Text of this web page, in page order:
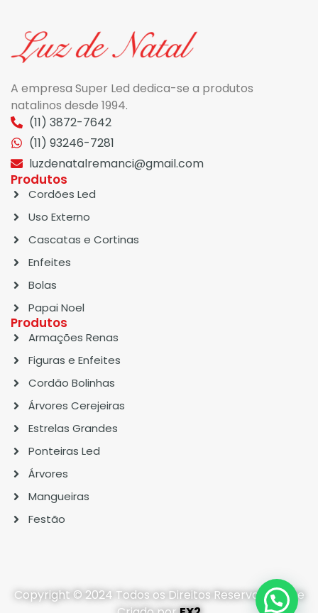
A empresa Super Led dedica-se a produtos
natalinos desde 1994.
(11) 3872-7642
(11) 93246-7281
luzdenatalremanci@gmail.com
Produtos
Cordões Led
Uso Externo
Cascatas e Cortinas
Enfeites
Bolas
Papai Noel
Produtos
Armações Renas
Figuras e Enfeites
Cordão Bolinhas
Árvores Cerejeiras
Estrelas Grandes
Ponteiras Led
Árvores
Mangueiras
Festão
Copyright © 2024 Todos os Direitos Reservados. Site